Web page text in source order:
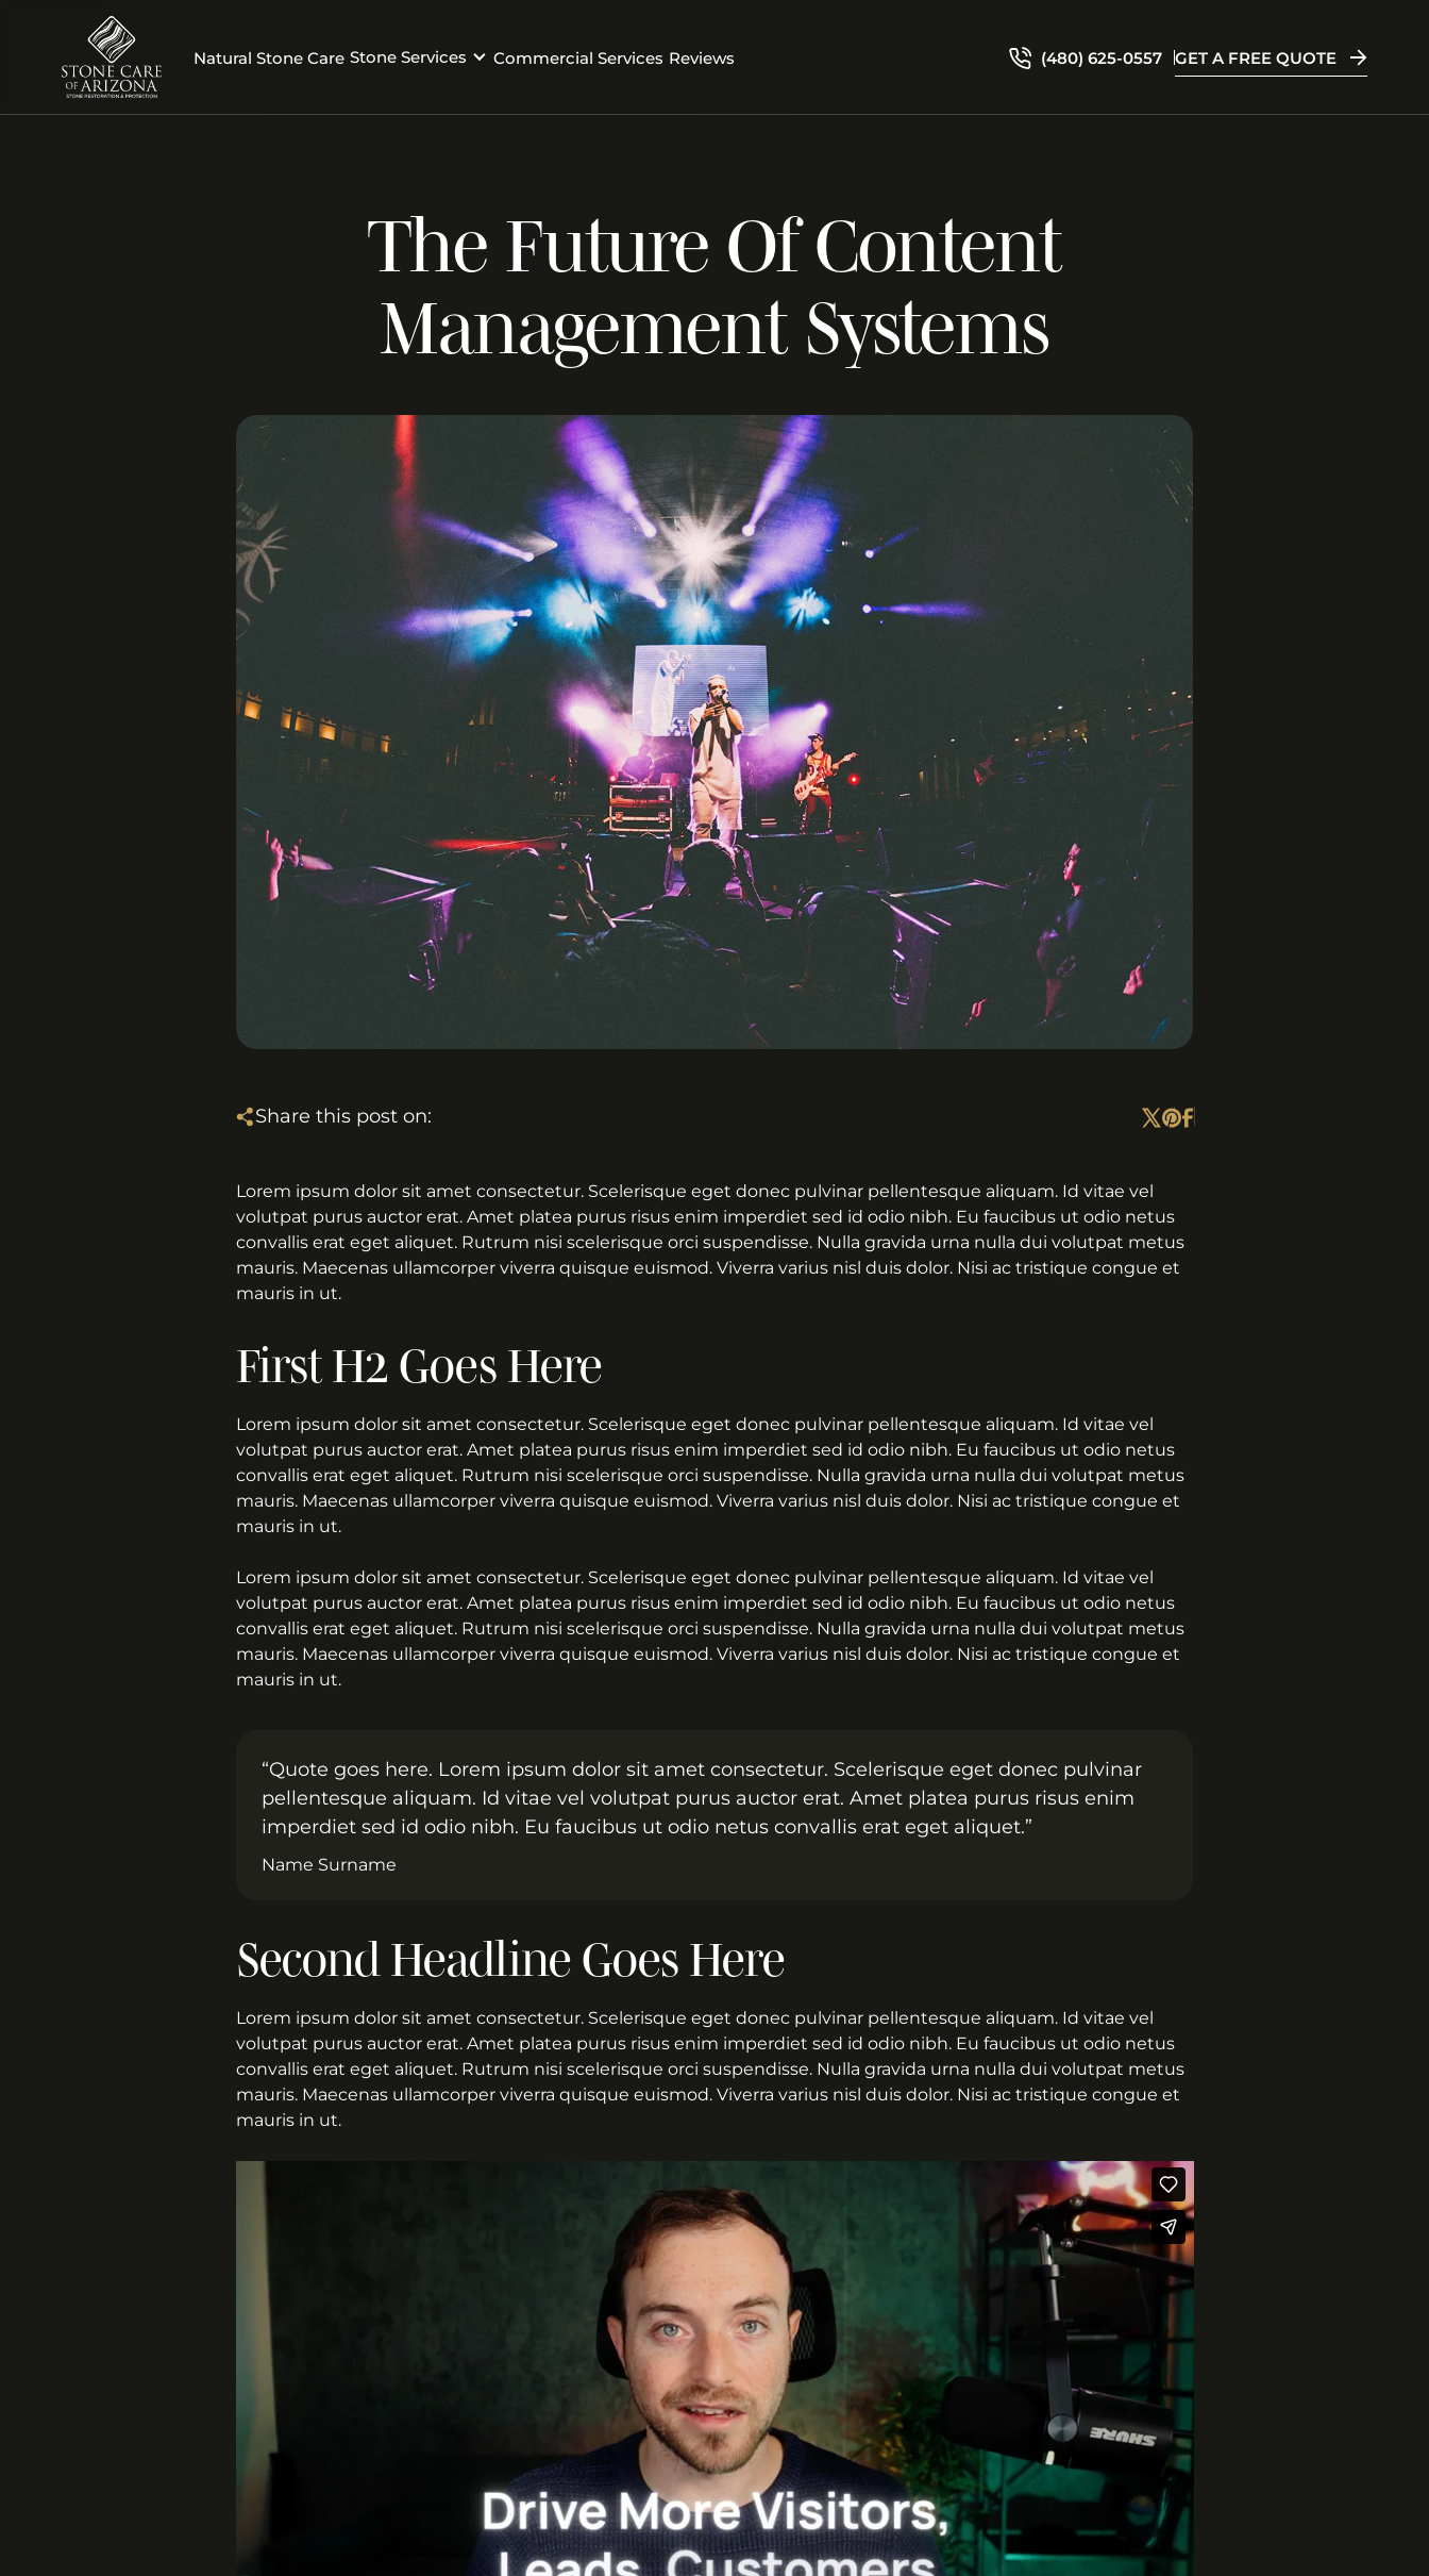
Natural Stone Care Stone Services Commercial Services Reviews (480) 625-0557 GET A FREE QUOTE
The Future Of Content
Management Systems
Share this post on:
Lorem ipsum dolor sit amet consectetur. Scelerisque eget donec pulvinar pellentesque aliquam. Id vitae vel
volutpat purus auctor erat. Amet platea purus risus enim imperdiet sed id odio nibh. Eu faucibus ut odio netus
convallis erat eget aliquet. Rutrum nisi scelerisque orci suspendisse. Nulla gravida urna nulla dui volutpat metus
mauris. Maecenas ullamcorper viverra quisque euismod. Viverra varius nisl duis dolor. Nisi ac tristique congue et
mauris in ut.
First H2 Goes Here
Lorem ipsum dolor sit amet consectetur. Scelerisque eget donec pulvinar pellentesque aliquam. Id vitae vel
volutpat purus auctor erat. Amet platea purus risus enim imperdiet sed id odio nibh. Eu faucibus ut odio netus
convallis erat eget aliquet. Rutrum nisi scelerisque orci suspendisse. Nulla gravida urna nulla dui volutpat metus
mauris. Maecenas ullamcorper viverra quisque euismod. Viverra varius nisl duis dolor. Nisi ac tristique congue et
mauris in ut.
Lorem ipsum dolor sit amet consectetur. Scelerisque eget donec pulvinar pellentesque aliquam. Id vitae vel
volutpat purus auctor erat. Amet platea purus risus enim imperdiet sed id odio nibh. Eu faucibus ut odio netus
convallis erat eget aliquet. Rutrum nisi scelerisque orci suspendisse. Nulla gravida urna nulla dui volutpat metus
mauris. Maecenas ullamcorper viverra quisque euismod. Viverra varius nisl duis dolor. Nisi ac tristique congue et
mauris in ut.
“Quote goes here. Lorem ipsum dolor sit amet consectetur. Scelerisque eget donec pulvinar
pellentesque aliquam. Id vitae vel volutpat purus auctor erat. Amet platea purus risus enim
imperdiet sed id odio nibh. Eu faucibus ut odio netus convallis erat eget aliquet.”
Name Surname
Second Headline Goes Here
Lorem ipsum dolor sit amet consectetur. Scelerisque eget donec pulvinar pellentesque aliquam. Id vitae vel
volutpat purus auctor erat. Amet platea purus risus enim imperdiet sed id odio nibh. Eu faucibus ut odio netus
convallis erat eget aliquet. Rutrum nisi scelerisque orci suspendisse. Nulla gravida urna nulla dui volutpat metus
mauris. Maecenas ullamcorper viverra quisque euismod. Viverra varius nisl duis dolor. Nisi ac tristique congue et
mauris in ut.